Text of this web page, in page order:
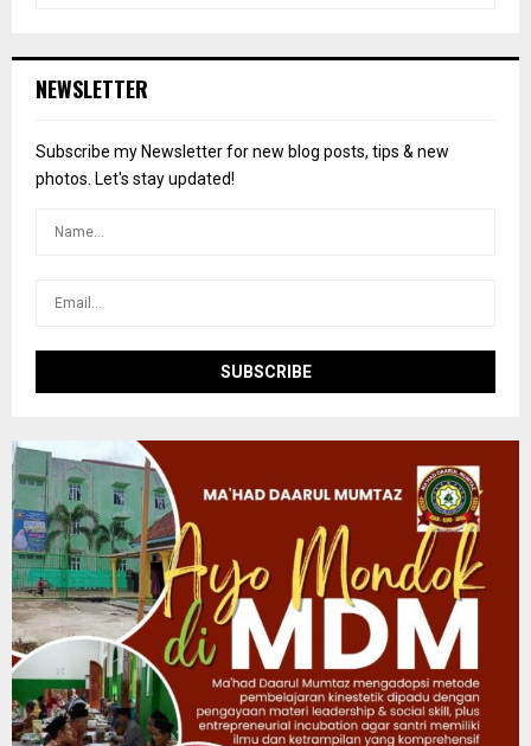
h
o
r
NEWSLETTER
Subscribe my Newsletter for new blog posts, tips & new
photos. Let's stay updated!